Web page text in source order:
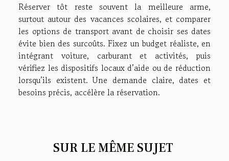
Réserver tôt reste souvent la meilleure arme,
surtout autour des vacances scolaires, et comparer
les options de transport avant de choisir ses dates
évite bien des surcoûts. Fixez un budget réaliste, en
intégrant voiture, carburant et activités, puis
vérifiez les dispositifs locaux d’aide ou de réduction
lorsqu’ils existent. Une demande claire, dates et
besoins précis, accélère la réservation.
SUR LE MÊME SUJET